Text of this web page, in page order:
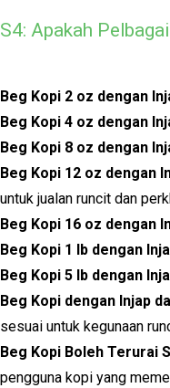
S4: Apakah
Beg Kopi 2 oz dengan
Beg Kopi 4 oz dengan
Beg Kopi 8 oz dengan
Beg Kopi 12 oz dengan
untuk jualan runcit dan
Beg Kopi 16 oz dengan
Beg Kopi 1 lb dengan
Beg Kopi 5 lb dengan
Beg Kopi dengan Injap
sesuai untuk kegunaan
Beg Kopi Boleh Terurai
pengguna kopi yang